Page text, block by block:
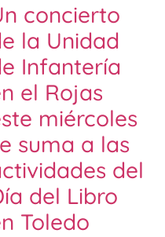
concierto
la Unidad
Infantería
el Rojas
miércoles
suma a las
del
del Libro
Toledo